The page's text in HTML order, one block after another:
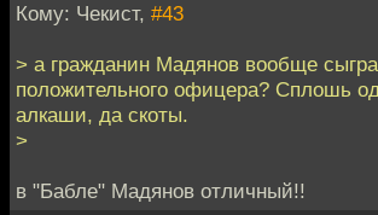
Кому: Чекист, #43
> а гражданин Мадянов вообще
положительного офицера? Сплошь
алкаши, да скоты.
>
в "Бабле" Мадянов отличный!!